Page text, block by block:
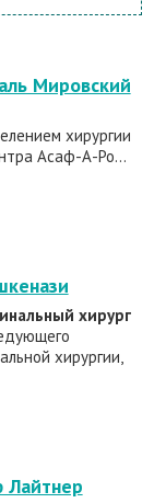
Мировский
хирургии
Асаф-А-Ро...
хирург
хирургии,